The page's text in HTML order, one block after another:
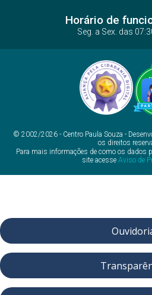
Horário de
Seg. a Sex. das
© 2002/2026 - Centro Paula Souza -
os direitos
Para mais informações de como os dados
site acesse Aviso de